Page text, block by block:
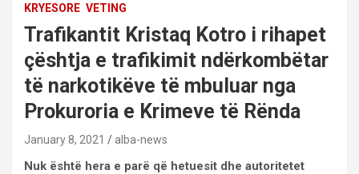
KRYESORE VETING
Trafikantit Kristaq Kotro i rihapet
çështja e trafikimit ndërkombëtar
të narkotikëve të mbuluar nga
Prokuroria e Krimeve të Rënda
January 8, 2021 alba-news
Nuk është hera e parë që hetuesit dhe autoritetet